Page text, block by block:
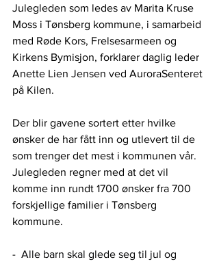
Julegleden som ledes av Marita Kruse
Moss i Tønsberg kommune, i samarbeid
med Røde Kors, Frelsesarmeen og
Kirkens Bymisjon, forklarer daglig leder
Anette Lien Jensen ved AuroraSenteret
på Kilen.
Der blir gavene sortert etter hvilke
ønsker de har fått inn og utlevert til de
som trenger det mest i kommunen vår.
Julegleden regner med at det vil
komme inn rundt 1700 ønsker fra 700
forskjellige familier i Tønsberg
kommune.
- Alle barn skal glede seg til jul og